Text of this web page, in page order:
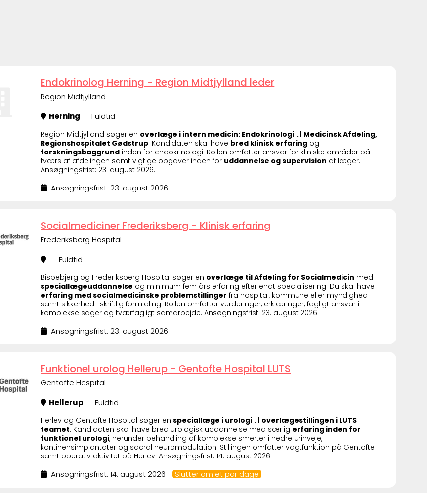
Endokrinolog Herning - Region Midtjylland leder
Region Midtjylland
Herning
Fuldtid
Region Midtjylland søger en overlæge i intern medicin: Endokrinologi til Medicinsk Afdeling,
Regionshospitalet Gødstrup. Kandidaten skal have bred klinisk erfaring og
forskningsbaggrund inden for endokrinologi. Rollen omfatter ansvar for kliniske områder på
tværs af afdelingen samt vigtige opgaver inden for uddannelse og supervision af læger.
Ansøgningsfrist: 23. august 2026.
Ansøgningsfrist: 23. august 2026
Socialmediciner Frederiksberg - Klinisk erfaring
Frederiksberg Hospital
Fuldtid
Bispebjerg og Frederiksberg Hospital søger en overlæge til Afdeling for Socialmedicin med
speciallægeuddannelse og minimum fem års erfaring efter endt specialisering. Du skal have
erfaring med socialmedicinske problemstillinger fra hospital, kommune eller myndighed
samt sikkerhed i skriftlig formidling. Rollen omfatter vurderinger, erklæringer, fagligt ansvar i
komplekse sager og tværfagligt samarbejde. Ansøgningsfrist: 23. august 2026.
Ansøgningsfrist: 23. august 2026
Funktionel urolog Hellerup - Gentofte Hospital LUTS
Gentofte Hospital
Hellerup
Fuldtid
Herlev og Gentofte Hospital søger enspeciallæge i urologi til overlægestillingen i LUTS
teamet. Kandidaten skal have bred urologisk uddannelse med særlig erfaring inden for
funktionel urologi, herunder behandling af komplekse smerter i nedre urinveje,
kontinensimplantater og sacral neuromodulation. Stillingen omfatter vagtfunktion på Gentofte
samt operativ aktivitet på Herlev. Ansøgningsfrist: 14. august 2026.
Ansøgningsfrist: 14. august 2026 Slutter om et par dage